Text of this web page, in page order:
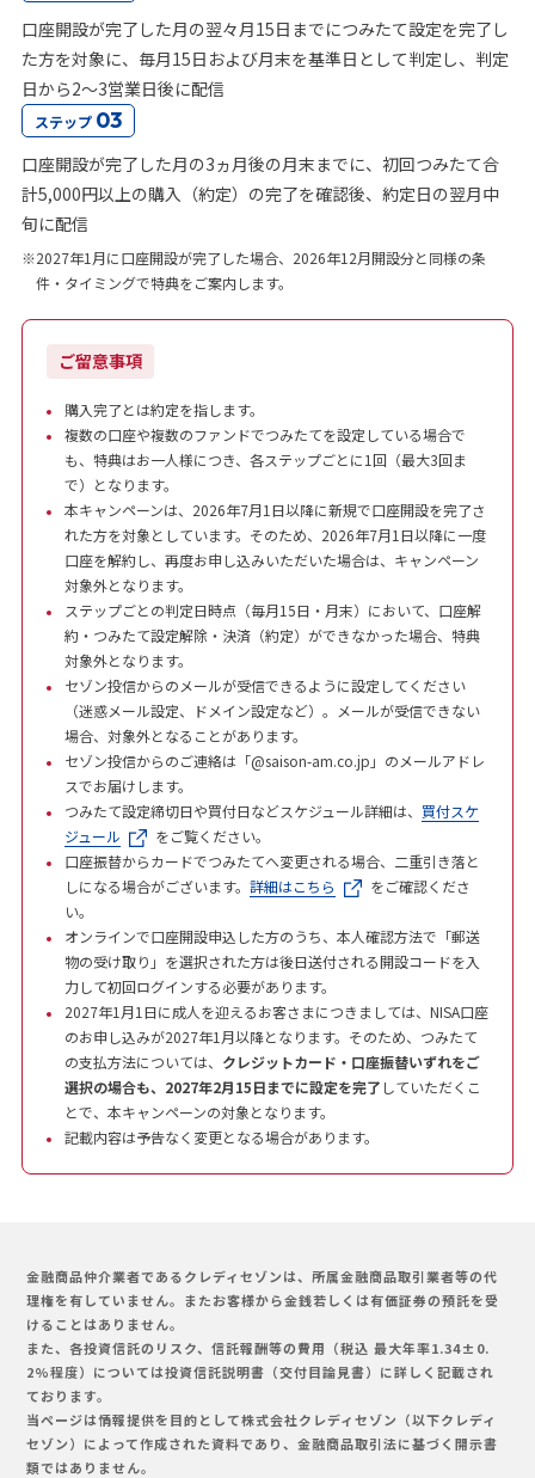
口座開設が完了した月の翌々月15日までにつみたて設定を完了し
た方を対象に、毎月15日および月末を基準日として判定し、判定
日から2～3営業日後に配信
ステップ 03
口座開設が完了した月の3ヵ月後の月末までに、初回つみたて合
計5,000円以上の購入（約定）の完了を確認後、約定日の翌月中
旬に配信
※2027年1月に口座開設が完了した場合、2026年12月開設分と同様の条
件・タイミングで特典をご案内します。
ご留意事項
購入完了とは約定を指します。
複数の口座や複数のファンドでつみたてを設定している場合で
も、特典はお一人様につき、各ステップごとに1回（最大3回ま
で）となります。
本キャンペーンは、2026年7月1日以降に新規で口座開設を完了さ
れた方を対象としています。そのため、2026年7月1日以降に一度
口座を解約し、再度お申し込みいただいた場合は、キャンペーン
対象外となります。
ステップごとの判定日時点（毎月15日・月末）において、口座解
約・つみたて設定解除・決済（約定）ができなかった場合、特典
対象外となります。
セゾン投信からのメールが受信できるように設定してください
（迷惑メール設定、ドメイン設定など）。メールが受信できない
場合、対象外となることがあります。
セゾン投信からのご連絡は「@saison-am.co.jp」のメールアドレ
スでお届けします。
つみたて設定締切日や買付日などスケジュール詳細は、 買付スケ
ジュール
をご覧ください。
口座振替からカードでつみたてへ変更される場合、二重引き落と
しになる場合がございます。 詳細はこちら
をご確認くださ
い。
オンラインで口座開設申込した方のうち、本人確認方法で「郵送
物の受け取り」を選択された方は後日送付される開設コードを入
力して初回ログインする必要があります。
2027年1月1日に成人を迎えるお客さまにつきましては、NISA口座
のお申し込みが2027年1月以降となります。そのため、つみたて
の支払方法については、 クレジットカード・口座振替いずれをご
選択の場合も、2027年2月15日までに設定を完了 していただくこ
とで、本キャンペーンの対象となります。
記載内容は予告なく変更となる場合があります。
金融商品仲介業者であるクレディセゾンは、所属金融商品取引業者等の代
理権を有していません。またお客様から金銭若しくは有価証券の預託を受
けることはありません。
また、各投資信託のリスク、信託報酬等の費用（税込 最大年率1.34±0.
2%程度）については投資信託説明書（交付目論見書）に詳しく記載され
ております。
当ページは情報提供を目的として株式会社クレディセゾン（以下クレディ
セゾン）によって作成された資料であり、金融商品取引法に基づく開示書
類ではありません。